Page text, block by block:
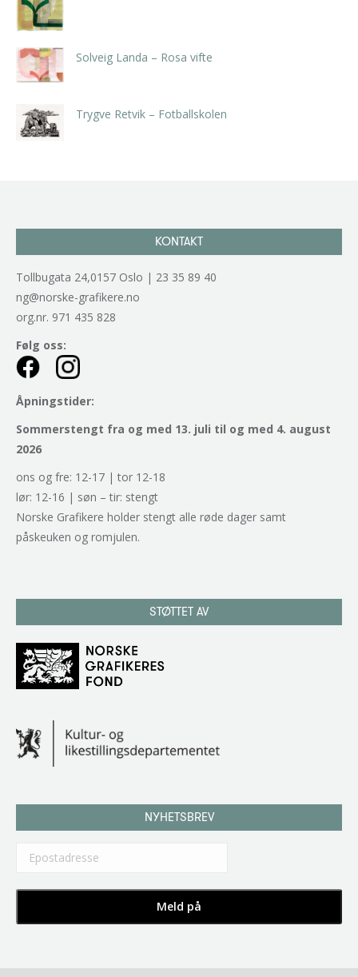
Solveig Landa – Rosa vifte
Trygve Retvik – Fotballskolen
KONTAKT
Tollbugata 24,0157 Oslo | 23 35 89 40
ng@norske-grafikere.no
org.nr. 971 435 828
Følg oss:
Åpningstider:
Sommerstengt fra og med 13. juli til og med 4. august
2026
ons og fre: 12-17 | tor 12-18
lør: 12-16 | søn – tir: stengt
Norske Grafikere holder stengt alle røde dager samt
påskeuken og romjulen.
STØTTET AV
NYHETSBREV